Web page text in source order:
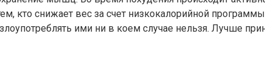
кто снижает вес за счет низкокалорийной
ими ни в коем случае нельзя. Лучше